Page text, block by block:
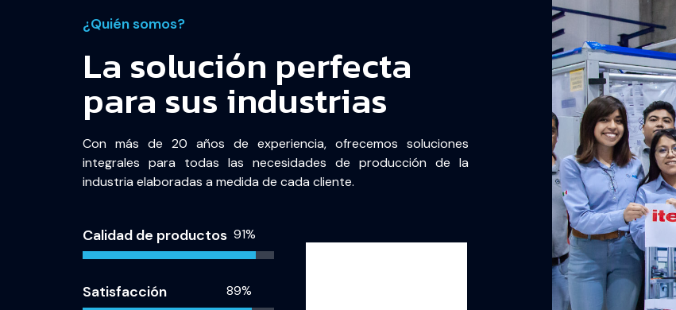
¿Quién somos?
La solución perfecta
para sus industrias
Con más de 20 años de experiencia, ofrecemos soluciones
integrales para todas las necesidades de producción de la
industria elaboradas a medida de cada cliente.
Calidad de productos 100%
Satisfacción 98%